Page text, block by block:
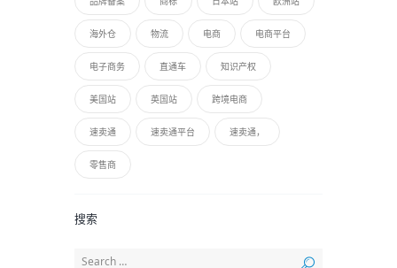
海外仓 物流 电商 电商平台
电子商务 直通车 知识产权
美国站 英国站 跨境电商
速卖通 速卖通平台 速卖通，
零售商
搜索